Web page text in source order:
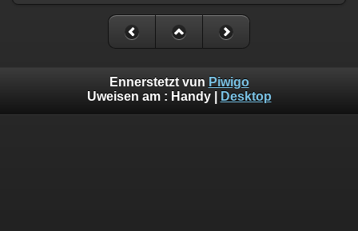
Ennerstetzt vun Piwigo
Uweisen am : Handy| Desktop